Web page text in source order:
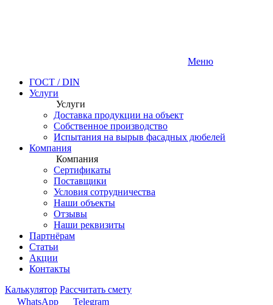
Меню
ГОСТ / DIN
Услуги
Услуги
Доставка продукции на объект
Собственное производство
Испытания на вырыв фасадных дюбелей
Компания
Компания
Сертификаты
Поставщики
Условия сотрудничества
Наши объекты
Отзывы
Наши реквизиты
Партнёрам
Статьи
Акции
Контакты
Калькулятор Рассчитать смету
WhatsApp
Telegram